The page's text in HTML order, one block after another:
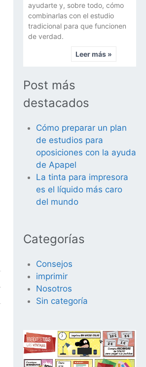
ayudarte y, sobre todo, cómo
combinarlas con el estudio
tradicional para que funcionen
de verdad.
Leer más »
Post más
destacados
Cómo preparar un plan
de estudios para
oposiciones con la ayuda
de Apapel
La tinta para impresora
es el líquido más caro
del mundo
Categorías
Consejos
imprimir
Nosotros
Sin categoría